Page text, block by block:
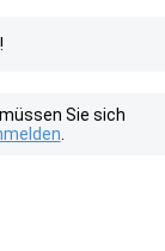
Sie sich